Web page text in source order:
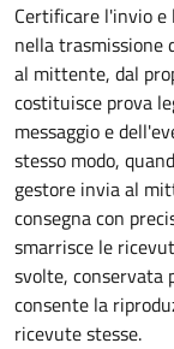
Certificare l'invio
nella
al mittente, dal
costituisce prova
messaggio e
stesso modo,
gestore invia al
consegna con
smarrisce le
svolte, conservata
consente la
ricevute stesse.